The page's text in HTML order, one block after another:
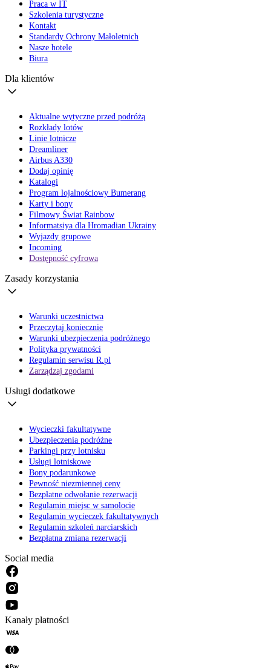
Praca w IT
Szkolenia turystyczne
Kontakt
Standardy Ochrony Małoletnich
Nasze hotele
Biura
Dla klientów
Aktualne wytyczne przed podróżą
Rozkłady lotów
Linie lotnicze
Dreamliner
Airbus A330
Dodaj opinię
Katalogi
Program lojalnościowy Bumerang
Karty i bony
Filmowy Świat Rainbow
Informatsiya dla Hromadian Ukrainy
Wyjazdy grupowe
Incoming
Dostępność cyfrowa
Zasady korzystania
Warunki uczestnictwa
Przeczytaj koniecznie
Warunki ubezpieczenia podróżnego
Polityka prywatności
Regulamin serwisu R.pl
Zarządzaj zgodami
Usługi dodatkowe
Wycieczki fakultatywne
Ubezpieczenia podróżne
Parkingi przy lotnisku
Usługi lotniskowe
Bony podarunkowe
Pewność niezmiennej ceny
Bezpłatne odwołanie rezerwacji
Regulamin miejsc w samolocie
Regulamin wycieczek fakultatywnych
Regulamin szkoleń narciarskich
Bezpłatna zmiana rezerwacji
Social media
Kanały płatności